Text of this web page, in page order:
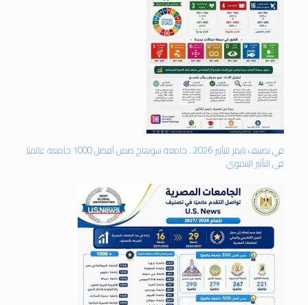
في تصنيف تايمز للتأثير 2026.. جامعة سوهاج ضمن أفضل 1000 جامعة عالميًا
في التأثير التنموي